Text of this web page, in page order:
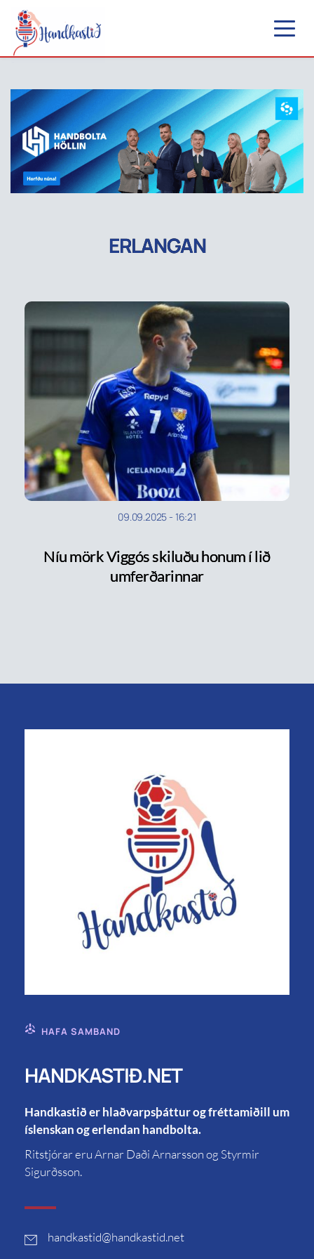
ERLANGAN
09.09.2025 - 16:21
Níu mörk Viggós skiluðu honum í lið
umferðarinnar
HAFA SAMBAND
HANDKASTIÐ.NET
Handkastið er hlaðvarpsþáttur og fréttamiðill um
íslenskan og erlendan handbolta.
Ritstjórar eru Arnar Daði Arnarsson og Styrmir
Sigurðsson.
handkastid@handkastid.net